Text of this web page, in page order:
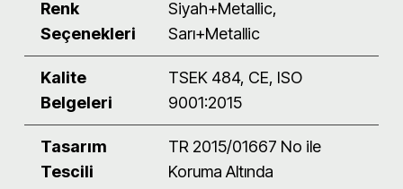
Renk
Seçenekleri
Siyah+Metallic,
Sarı+Metallic
Kalite
Belgeleri
TSEK 484, CE, ISO
9001:2015
Tasarım
Tescili
TR 2015/01667 No ile
Koruma Altında